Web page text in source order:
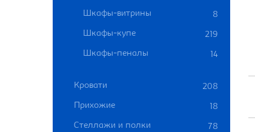
Шкафы-витрины 8
Шкафы-купе 219
Шкафы-пеналы 14
Кровати 208
Прихожие 18
Стеллажи и полки 78